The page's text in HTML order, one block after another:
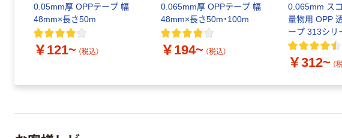
0.05mm厚 OPPテープ 幅
48mm×長さ50m
￥121~ （税込）
0.065mm厚 OPPテープ 幅
48mm×長さ50m・100m
￥194~ （税込）
0.065mm ス
量物用 OPP
ープ 313シリ
￥312~ （